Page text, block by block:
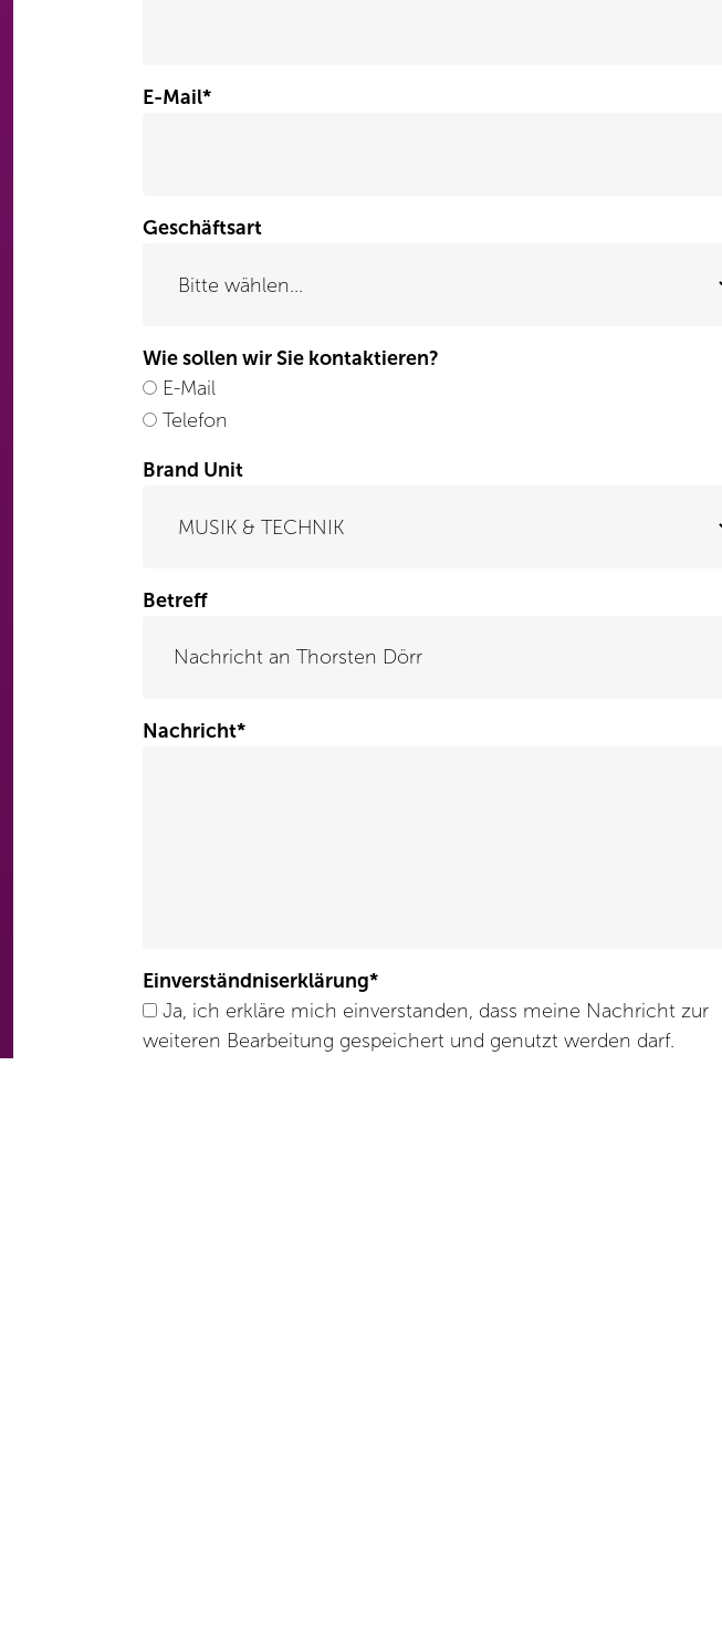
E-Mail*
Geschäftsart
Wie sollen wir Sie kontaktieren?
E-Mail
Telefon
Brand Unit
Betreff
Nachricht*
Einverständniserklärung*
weiteren Bearbeitung gespeichert und genutzt werden darf.